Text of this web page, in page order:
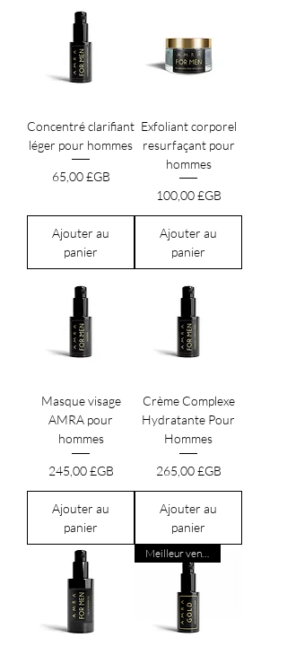
Concentré clarifiant
léger pour hommes
Prix
65,00 £GB
Ajouter au
panier
Exfoliant corporel
resurfaçant pour
hommes
Prix
100,00 £GB
Ajouter au
panier
Masque visage
AMRA pour
hommes
Prix
245,00 £GB
Ajouter au
panier
Crème Complexe
Hydratante Pour
Hommes
Prix
265,00 £GB
Ajouter au
panier
Meilleur vendeur